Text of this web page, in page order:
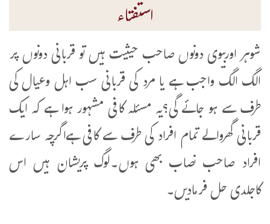
استفتاء
شوہر اوربیوی دونوں صاحب حیثیت ہیں تو قربانی دونوں پر
الگ الگ واجب ہے یا مرد کی قربانی سب اہل وعیال کی
طرف سے ہو جائے گی؟یہ مسئلہ کافی مشہور ہوا ہے کہ ایک
قربانی گھروالے تمام افراد کی طرف سے کافی ہےاگرچہ سارے
افراد صاحب نصاب بھی ہوں۔لوگ پریشان ہیں اس
کاجلدی حل فرمادیں۔